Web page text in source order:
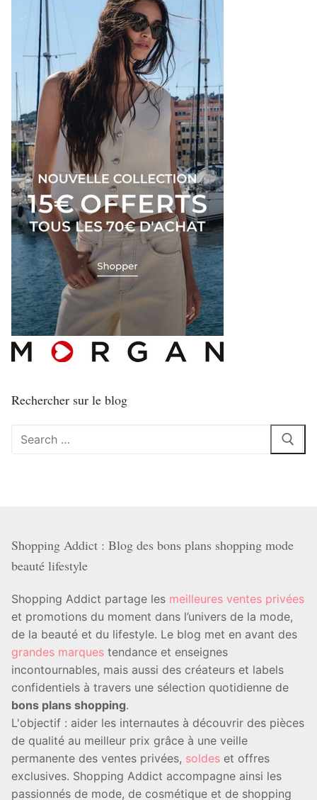
Rechercher sur le blog
Rechercher
Shopping Addict : Blog des bons plans shopping mode
beauté lifestyle
Shopping Addict partage les meilleures ventes privées
et promotions du moment dans l’univers de la mode,
de la beauté et du lifestyle. Le blog met en avant des
grandes marques tendance et enseignes
incontournables, mais aussi des créateurs et labels
confidentiels à travers une sélection quotidienne de
bons plans shopping.
L'objectif : aider les internautes à découvrir des pièces
de qualité au meilleur prix grâce à une veille
permanente des ventes privées, soldes et offres
exclusives. Shopping Addict accompagne ainsi les
passionnés de mode, de cosmétique et de shopping